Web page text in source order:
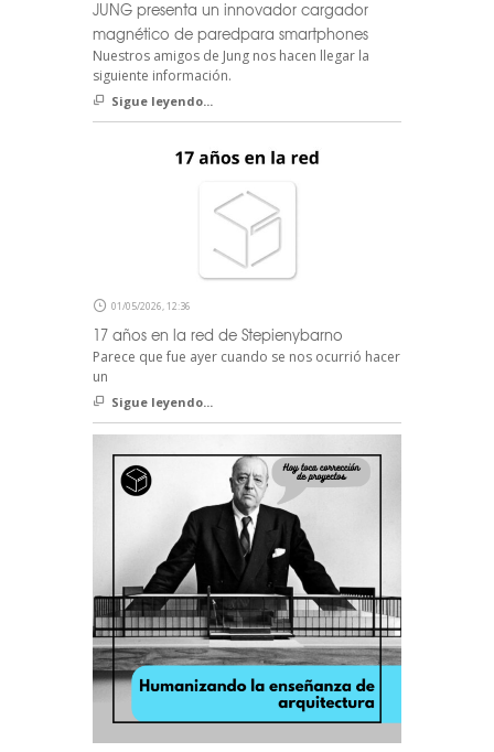
JUNG presenta un innovador cargador
magnético de paredpara smartphones
Nuestros amigos de Jung nos hacen llegar la
siguiente información.
Sigue leyendo...
01/05/2026, 12:36
17 años en la red de Stepienybarno
Parece que fue ayer cuando se nos ocurrió hacer
un
Sigue leyendo...